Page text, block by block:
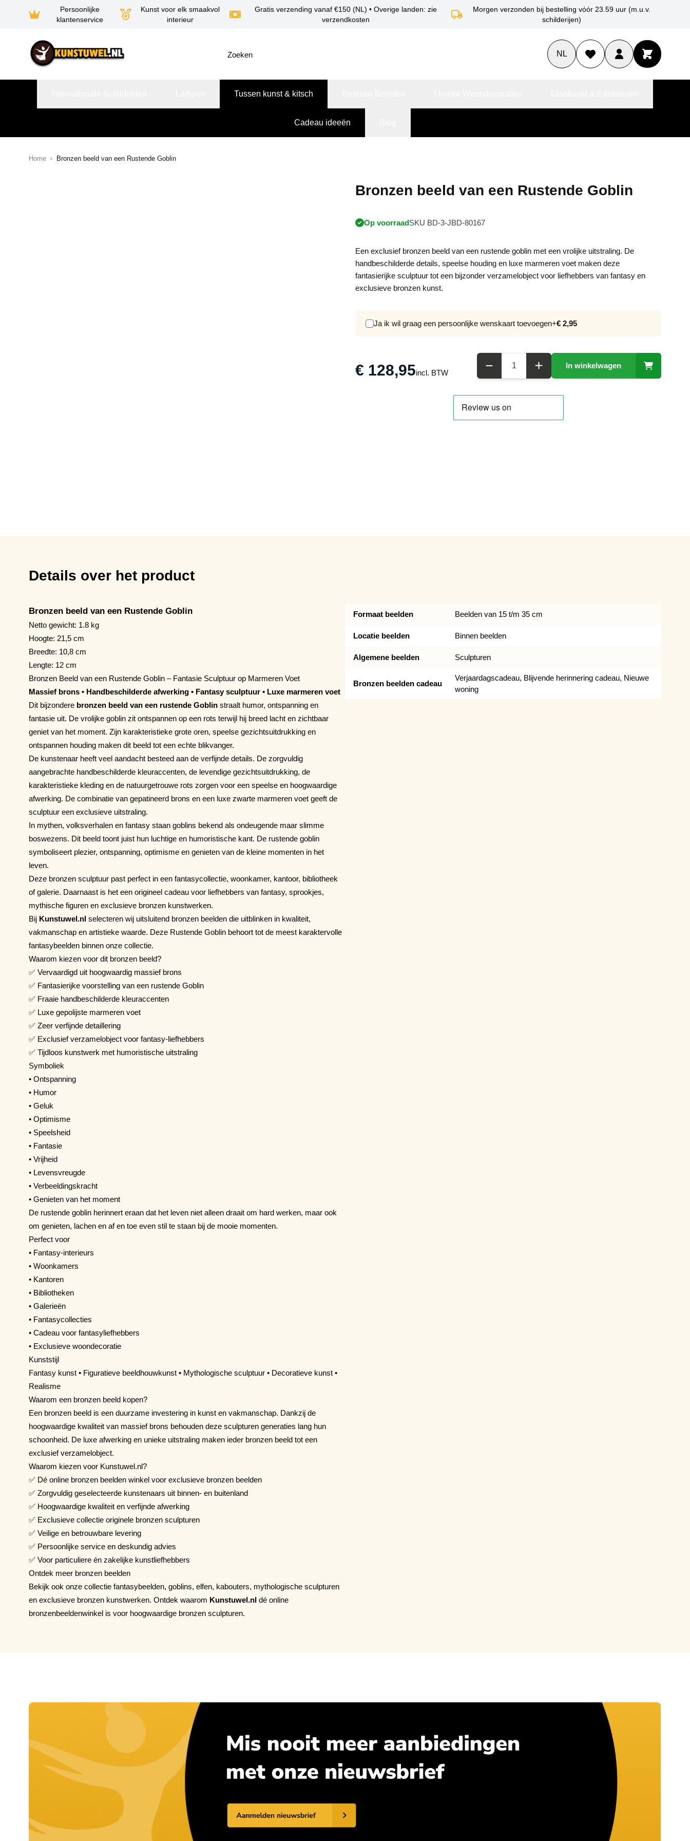
Persoonlijke
klantenservice
Kunst voor elk smaakvol
interieur
Gratis verzending vanaf €150 (NL) • Overige landen: zie
verzendkosten
Morgen verzonden bij bestelling vóór 23.59 uur (m.u.v.
schilderijen)
NL
Tussen kunst & kitsch
Cadeau ideeën
Home Bronzen beeld van een Rustende Goblin
Bronzen beeld van een Rustende Goblin
Op voorraadSKU BD-3-JBD-80167
Een exclusief bronzen beeld van een rustende goblin met een vrolijke uitstraling. De
handbeschilderde details, speelse houding en luxe marmeren voet maken deze
fantasierijke sculptuur tot een bijzonder verzamelobject voor liefhebbers van fantasy en
exclusieve bronzen kunst.
Ja ik wil graag een persoonlijke wenskaart toevoegen+€ 2,95
€ 128,95incl. BTW
In winkelwagen
Details over het product
Bronzen beeld van een Rustende Goblin
Netto gewicht: 1.8 kg
Hoogte: 21,5 cm
Breedte: 10,8 cm
Lengte: 12 cm
Bronzen Beeld van een Rustende Goblin – Fantasie Sculptuur op Marmeren Voet
Massief brons • Handbeschilderde afwerking • Fantasy sculptuur • Luxe marmeren voet
Dit bijzondere bronzen beeld van een rustende Goblin straalt humor, ontspanning en
fantasie uit. De vrolijke goblin zit ontspannen op een rots terwijl hij breed lacht en zichtbaar
geniet van het moment. Zijn karakteristieke grote oren, speelse gezichtsuitdrukking en
ontspannen houding maken dit beeld tot een echte blikvanger.
De kunstenaar heeft veel aandacht besteed aan de verfijnde details. De zorgvuldig
aangebrachte handbeschilderde kleuraccenten, de levendige gezichtsuitdrukking, de
karakteristieke kleding en de natuurgetrouwe rots zorgen voor een speelse en hoogwaardige
afwerking. De combinatie van gepatineerd brons en een luxe zwarte marmeren voet geeft de
sculptuur een exclusieve uitstraling.
In mythen, volksverhalen en fantasy staan goblins bekend als ondeugende maar slimme
boswezens. Dit beeld toont juist hun luchtige en humoristische kant. De rustende goblin
symboliseert plezier, ontspanning, optimisme en genieten van de kleine momenten in het
leven.
Deze bronzen sculptuur past perfect in een fantasycollectie, woonkamer, kantoor, bibliotheek
of galerie. Daarnaast is het een origineel cadeau voor liefhebbers van fantasy, sprookjes,
mythische figuren en exclusieve bronzen kunstwerken.
Bij Kunstuwel.nl selecteren wij uitsluitend bronzen beelden die uitblinken in kwaliteit,
vakmanschap en artistieke waarde. Deze Rustende Goblin behoort tot de meest karaktervolle
fantasybeelden binnen onze collectie.
Waarom kiezen voor dit bronzen beeld?
✅ Vervaardigd uit hoogwaardig massief brons
✅ Fantasierijke voorstelling van een rustende Goblin
✅ Fraaie handbeschilderde kleuraccenten
✅ Luxe gepolijste marmeren voet
✅ Zeer verfijnde detaillering
✅ Exclusief verzamelobject voor fantasy-liefhebbers
✅ Tijdloos kunstwerk met humoristische uitstraling
Symboliek
• Ontspanning
• Humor
• Geluk
• Optimisme
• Speelsheid
• Fantasie
• Vrijheid
• Levensvreugde
• Verbeeldingskracht
• Genieten van het moment
De rustende goblin herinnert eraan dat het leven niet alleen draait om hard werken, maar ook
om genieten, lachen en af en toe even stil te staan bij de mooie momenten.
Perfect voor
• Fantasy-interieurs
• Woonkamers
• Kantoren
• Bibliotheken
• Galerieën
• Fantasycollecties
• Cadeau voor fantasyliefhebbers
• Exclusieve woondecoratie
Kunststijl
Fantasy kunst • Figuratieve beeldhouwkunst • Mythologische sculptuur • Decoratieve kunst •
Realisme
Waarom een bronzen beeld kopen?
Een bronzen beeld is een duurzame investering in kunst en vakmanschap. Dankzij de
hoogwaardige kwaliteit van massief brons behouden deze sculpturen generaties lang hun
schoonheid. De luxe afwerking en unieke uitstraling maken ieder bronzen beeld tot een
exclusief verzamelobject.
Waarom kiezen voor Kunstuwel.nl?
✅ Dé online bronzen beelden winkel voor exclusieve bronzen beelden
✅ Zorgvuldig geselecteerde kunstenaars uit binnen- en buitenland
✅ Hoogwaardige kwaliteit en verfijnde afwerking
✅ Exclusieve collectie originele bronzen sculpturen
✅ Veilige en betrouwbare levering
✅ Persoonlijke service en deskundig advies
✅ Voor particuliere én zakelijke kunstliefhebbers
Ontdek meer bronzen beelden
Bekijk ook onze collectie fantasybeelden, goblins, elfen, kabouters, mythologische sculpturen
en exclusieve bronzen kunstwerken. Ontdek waarom Kunstuwel.nl dé online
bronzenbeeldenwinkel is voor hoogwaardige bronzen sculpturen.
Formaat beelden Beelden van 15 t/m 35 cm
Locatie beelden Binnen beelden
Algemene beelden Sculpturen
Bronzen beelden cadeau
Verjaardagscadeau, Blijvende herinnering cadeau, Nieuwe
woning